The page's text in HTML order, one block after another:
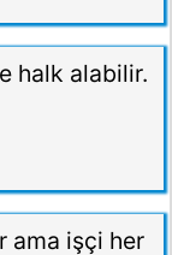
halk alabilir.
ama işçi her